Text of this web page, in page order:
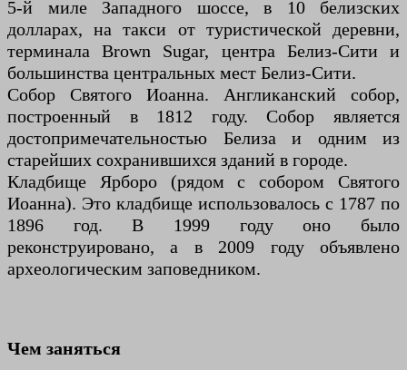
5-й миле Западного шоссе, в 10 белизских
долларах, на такси от туристической деревни,
терминала Brown Sugar, центра Белиз-Сити и
большинства центральных мест Белиз-Сити.
Собор Святого Иоанна. Англиканский собор,
построенный в 1812 году. Собор является
достопримечательностью Белиза и одним из
старейших сохранившихся зданий в городе.
Кладбище Ярборо (рядом с собором Святого
Иоанна). Это кладбище использовалось с 1787 по
1896 год. В 1999 году оно было
реконструировано, а в 2009 году объявлено
археологическим заповедником.
Чем заняться